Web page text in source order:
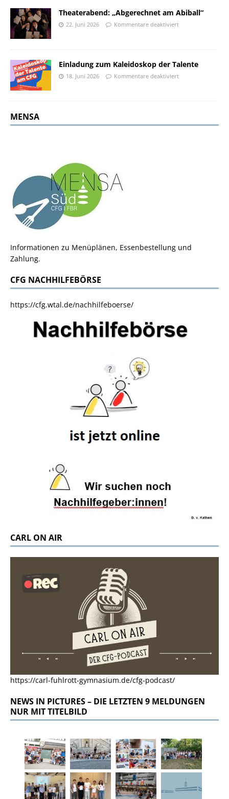
Theaterabend: „Abgerechnet am Abiball“
22. Juni 2026 Kommentare deaktiviert
Einladung zum Kaleidoskop der Talente
18. Juni 2026 Kommentare deaktiviert
MENSA
Informationen zu Menüplänen, Essenbestellung und
Zahlung.
CFG NACHHILFEBÖRSE
https://cfg.wtal.de/nachhilfeboerse/
CARL ON AIR
https://carl-fuhlrott-gymnasium.de/cfg-podcast/
NEWS IN PICTURES – DIE LETZTEN 9 MELDUNGEN
NUR MIT TITELBILD